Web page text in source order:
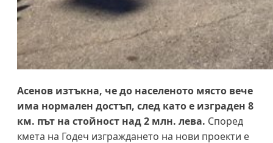
Асенов изтъкна, че до населеното място вече
има нормален достъп, след като е изграден 8
км. път на стойност над 2 млн. лева. Според
кмета на Годеч изграждането на нови проекти е